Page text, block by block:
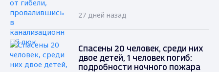
27 дней назад
Спасены 20 человек, среди них
двое детей, 1 человек погиб:
подробности ночного пожара